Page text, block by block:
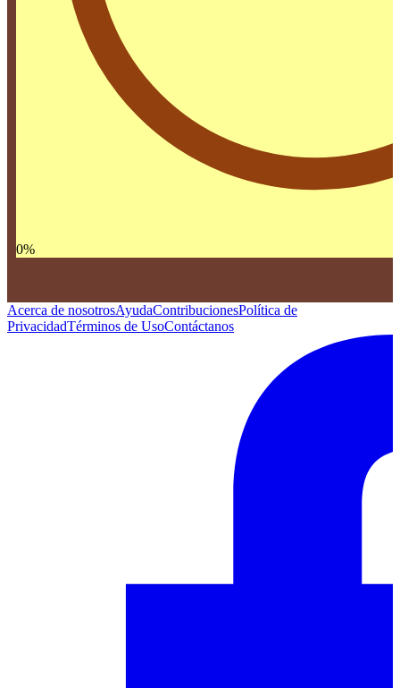
0%
Acerca de nosotrosAyudaContribucionesPolítica de
PrivacidadTérminos de UsoContáctanos